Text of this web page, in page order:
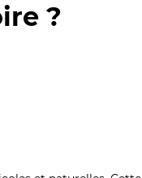
?